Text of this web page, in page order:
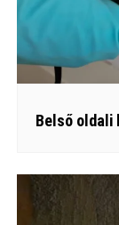
Belső oldali